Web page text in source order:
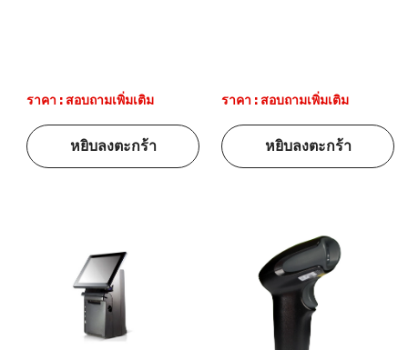
ราคา : สอบถามเพิ่มเติม
หยิบลงตะกร้า
ราคา : สอบถามเพิ่มเติม
หยิบลงตะกร้า